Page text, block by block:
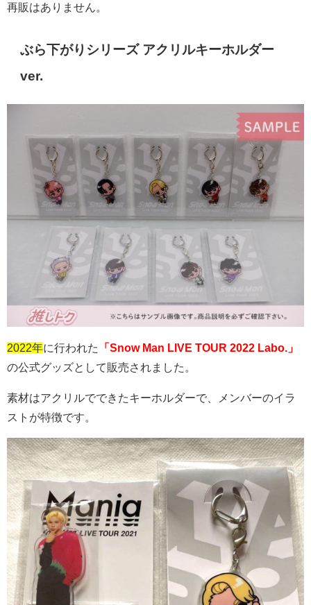
再販はありません。
ぶら下がりシリーズ アクリルキーホルダー
ver.
2022年に行われた
「Snow Man LIVE TOUR 2022 Labo.」
の公式グッズとして販売されました。
素材はアクリルでできたキーホルダーで、メンバーのイラ
ストが特徴です。